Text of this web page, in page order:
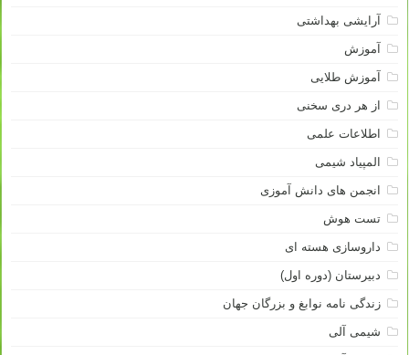
آرایشی بهداشتی
آموزش
آموزش طلایی
از هر دری سخنی
اطلاعات علمی
المپیاد شیمی
انجمن های دانش آموزی
تست هوش
داروسازی هسته ای
دبیرستان (دوره اول)
زندگی نامه نوابغ و بزرگان جهان
شیمی آلی